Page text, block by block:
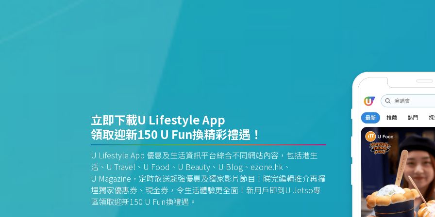
立即下載U Lifestyle App
領取迎新150 U Fun換精彩禮遇！
U Lifestyle App 優惠及生活資訊平台綜合不同網站內容，包括港生
活、U Travel、U Food、U Beauty、U Blog、ezone.hk、
U Magazine，定時放送超強優惠及獨家影片節目！睇完編輯推介再攞
埋獨家優惠券、現金券，令生活體驗更全面！新用戶即到U Jetso專
區領取迎新150 U Fun換禮遇。